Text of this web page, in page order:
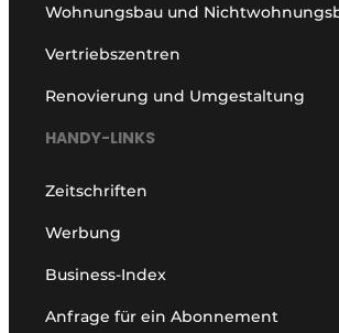
Wohnungsbau und
Vertriebszentren
Renovierung und Umgestaltung
HANDY-LINKS
Zeitschriften
Werbung
Business-Index
Anfrage für ein Abonnement